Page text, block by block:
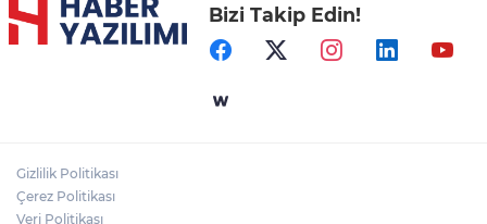
Bizi Takip Edin!
Gizlilik Politikası
Çerez Politikası
Veri Politikası